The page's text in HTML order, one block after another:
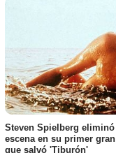
Steven Spielberg
escena en su primer
que salvó 'Tiburón'